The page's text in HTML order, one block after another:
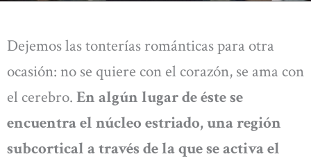
Dejemos las tonterías románticas para otra
ocasión: no se quiere con el corazón, se ama con
el cerebro. En algún lugar de éste se
encuentra el núcleo estriado, una región
subcortical a través de la que se activa el